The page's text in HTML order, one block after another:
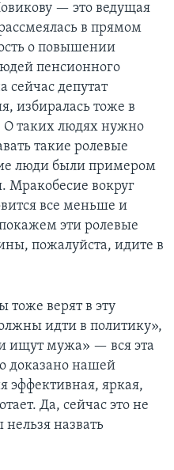
— это ведущая
в прямом
о повышении
пенсионного
сейчас депутат
избиралась тоже в
О таких людях нужно
такие ролевые
люди были примером
Мракобесие вокруг
все меньше и
эти ролевые
пожалуйста, идите в
тоже верят в эту
идти в политику»,
ищут мужа» — вся эта
доказано нашей
эффективная, яркая,
Да, сейчас это не
нельзя назвать